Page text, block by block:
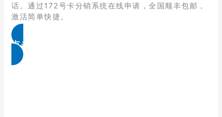
话。通过172号卡分销系统在线申请，全国顺丰包邮，
激活简单快捷。
点击免费领取